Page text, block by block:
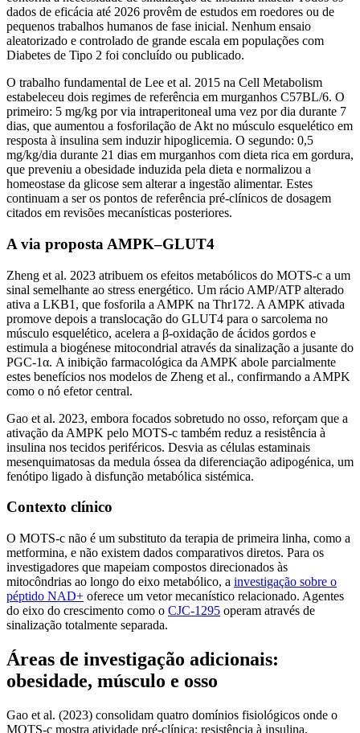
dados de eficácia até 2026 provêm de estudos em roedores ou de
pequenos trabalhos humanos de fase inicial. Nenhum ensaio
aleatorizado e controlado de grande escala em populações com
Diabetes de Tipo 2 foi concluído ou publicado.
O trabalho fundamental de Lee et al. 2015 na Cell Metabolism
estabeleceu dois regimes de referência em murganhos C57BL/6. O
primeiro: 5 mg/kg por via intraperitoneal uma vez por dia durante 7
dias, que aumentou a fosforilação de Akt no músculo esquelético em
resposta à insulina sem induzir hipoglicemia. O segundo: 0,5
mg/kg/dia durante 21 dias em murganhos com dieta rica em gordura,
que preveniu a obesidade induzida pela dieta e normalizou a
homeostase da glicose sem alterar a ingestão alimentar. Estes
continuam a ser os pontos de referência pré-clínicos de dosagem
citados em revisões mecanísticas posteriores.
A via proposta AMPK–GLUT4
Zheng et al. 2023 atribuem os efeitos metabólicos do MOTS-c a um
sinal semelhante ao stress energético. Um rácio AMP/ATP alterado
ativa a LKB1, que fosforila a AMPK na Thr172. A AMPK ativada
promove depois a translocação do GLUT4 para o sarcolema no
músculo esquelético, acelera a β-oxidação de ácidos gordos e
estimula a biogénese mitocondrial através da sinalização a jusante do
PGC-1α. A inibição farmacológica da AMPK abole parcialmente
estes benefícios nos modelos de Zheng et al., confirmando a AMPK
como o nó efetor central.
Gao et al. 2023, embora focados sobretudo no osso, reforçam que a
ativação da AMPK pelo MOTS-c também reduz a resistência à
insulina nos tecidos periféricos. Desvia as células estaminais
mesenquimatosas da medula óssea da diferenciação adipogénica, um
fenótipo ligado à disfunção metabólica sistémica.
Contexto clínico
O MOTS-c não é um substituto da terapia de primeira linha, como a
metformina, e não existem dados comparativos diretos. Para os
investigadores que mapeiam compostos direcionados às
mitocôndrias ao longo do eixo metabólico, a investigação sobre o
péptido NAD+ oferece um vetor mecanístico relacionado. Agentes
do eixo do crescimento como o CJC-1295 operam através de
sinalização totalmente separada.
Áreas de investigação adicionais:
obesidade, músculo e osso
Gao et al. (2023) consolidam quatro domínios fisiológicos onde o
MOTS-c mostra atividade pré-clínica: resistência à insulina,